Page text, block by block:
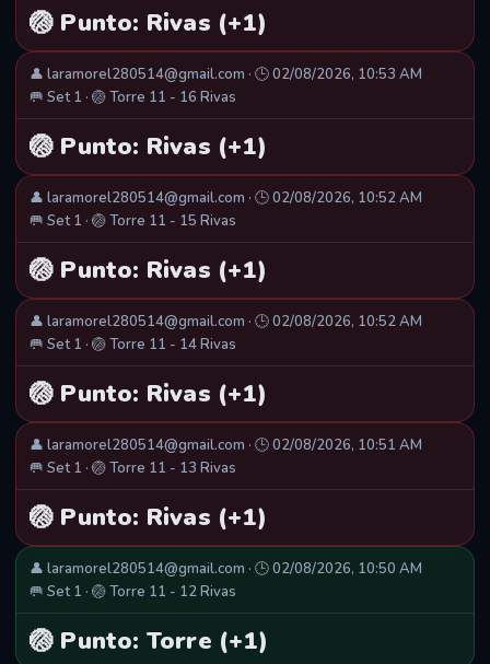
🏐 Punto: Rivas (+1)
👤 laramorel280514@gmail.com · 🕒 02/08/2026, 10:53 AM
🥅 Set 1 · 🏐 Torre 11 - 16 Rivas
🏐 Punto: Rivas (+1)
👤 laramorel280514@gmail.com · 🕒 02/08/2026, 10:52 AM
🥅 Set 1 · 🏐 Torre 11 - 15 Rivas
🏐 Punto: Rivas (+1)
👤 laramorel280514@gmail.com · 🕒 02/08/2026, 10:52 AM
🥅 Set 1 · 🏐 Torre 11 - 14 Rivas
🏐 Punto: Rivas (+1)
👤 laramorel280514@gmail.com · 🕒 02/08/2026, 10:51 AM
🥅 Set 1 · 🏐 Torre 11 - 13 Rivas
🏐 Punto: Rivas (+1)
👤 laramorel280514@gmail.com · 🕒 02/08/2026, 10:50 AM
🥅 Set 1 · 🏐 Torre 11 - 12 Rivas
🏐 Punto: Torre (+1)